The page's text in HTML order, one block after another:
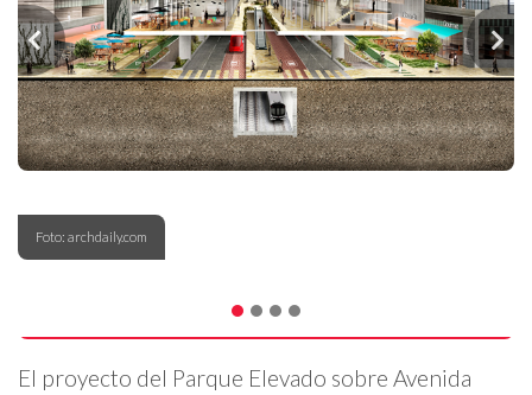
Foto: archdaily.com
El proyecto del Parque Elevado sobre Avenida